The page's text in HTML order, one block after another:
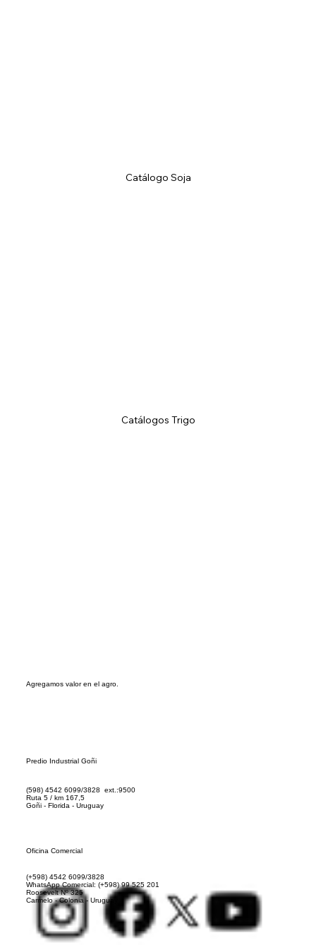
Catálogo Soja
Catálogos Trigo
Agregamos valor en el agro.
Predio Industrial Goñi
(598) 4542 6099/3828 ext.:9500
​Ruta 5 / km 167,5
Goñi - Florida - Uruguay
Oficina Comercial
(+598) 4542 6099/3828
WhatsApp Comercial: (+598)99 525 201
​Roosevelt Nº 325
Carmelo - Colonia - Uruguay